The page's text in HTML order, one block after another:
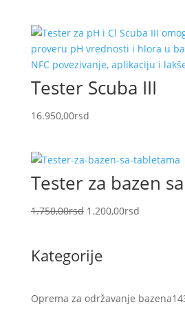
Tester Scuba III
16.950,00rsd
Tester za bazen
1.750,00rsd Originalna
bila:
1.200,00rsdTrenutna
Kategorije
Oprema za održavanje bazena